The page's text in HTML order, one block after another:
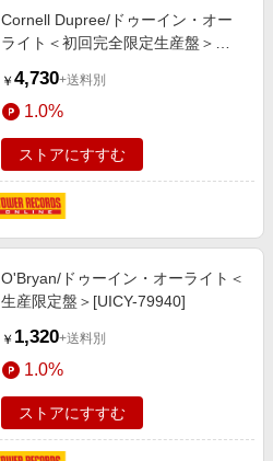
Cornell Dupree/ドゥーイン・オー
ライト＜初回完全限定生産盤＞
￥ 4,730+送料別
1.0%
ストアにすすむ
O'Bryan/ドゥーイン・オーライト＜
生産限定盤＞[UICY-79940]
￥ 1,320+送料別
1.0%
ストアにすすむ